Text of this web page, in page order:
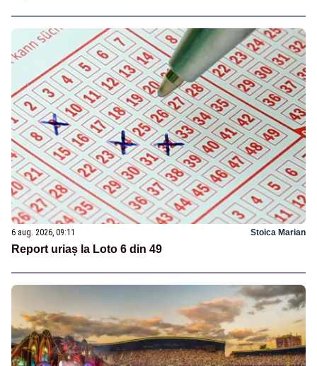
6 aug. 2026, 09:11 Stoica Marian
Report uriaș la Loto 6 din 49